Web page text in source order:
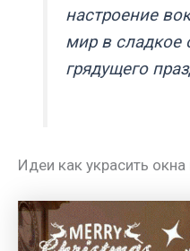
настроение
мир в сладкое
грядущего
Идеи как украсить